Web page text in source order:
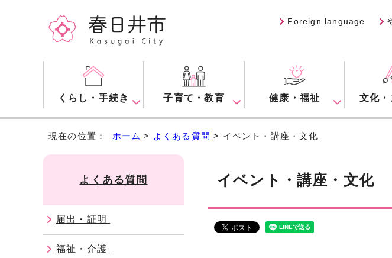
Foreign language
くらし・手続き 子育て・教育 健康・福祉 文化・
現在の位置： ホーム > よくある質問 > イベント・講座・文化
イベント・講座・文化
よくある質問
届出・証明
福祉・介護